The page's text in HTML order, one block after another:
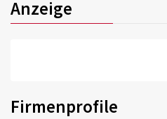
Anzeige
Firmenprofile